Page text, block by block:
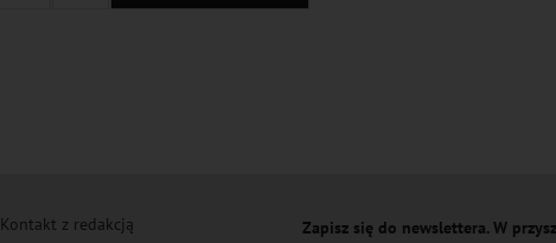
Kontakt z redakcją
Zapisz się do newslettera. W